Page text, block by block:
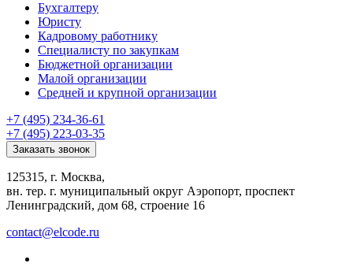
Бухгалтеру
Юристу
Кадровому работнику
Специалисту по закупкам
Бюджетной организации
Малой организации
Средней и крупной организации
+7 (495) 234-36-61
+7 (495) 223-03-35
Заказать звонок
125315, г. Москва,
вн. тер. г. муниципальный округ Аэропорт, проспект
Ленинградский, дом 68, строение 16
contact@elcode.ru